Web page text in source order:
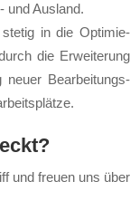
und Aus­land.
ste­tig in die Op­ti­mie­
die Er­wei­te­rung
neu­er Be­ar­bei­tungs­
und freuen uns über